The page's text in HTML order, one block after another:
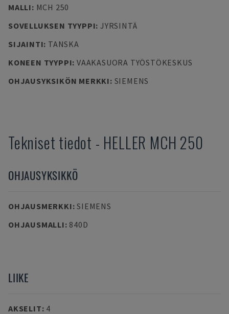
MALLI: MCH 250
SOVELLUKSEN TYYPPI: JYRSINTÄ
SIJAINTI: TANSKA
KONEEN TYYPPI: VAAKASUORA TYÖSTÖKESKUS
OHJAUSYKSIKÖN MERKKI: SIEMENS
Tekniset tiedot - HELLER MCH 250
OHJAUSYKSIKKÖ
OHJAUSMERKKI:SIEMENS
OHJAUSMALLI: 840D
LIIKE
AKSELIT: 4